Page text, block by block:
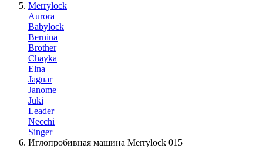
Merrylock
Aurora
Babylock
Bernina
Brother
Chayka
Elna
Jaguar
Janome
Juki
Leader
Necchi
Singer
Иглопробивная машина Merrylock 015